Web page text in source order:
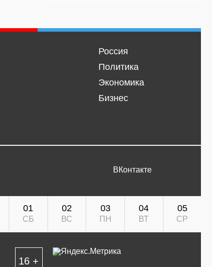
Россия
Политика
Экономика
Бизнес
ВКонтакте
01
СБ
02
ВС
03
ПН
04
ВТ
05
СР
16 +